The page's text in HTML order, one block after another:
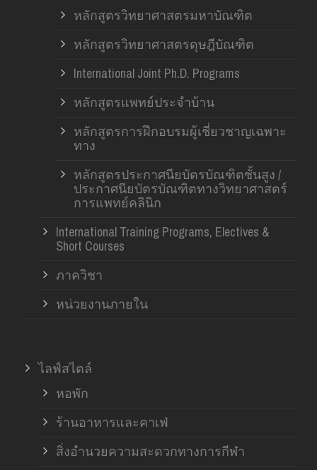
หลักสูตรวิทยาศาสตรมหาบัณฑิต
หลักสูตรวิทยาศาสตรดุษฎีบัณฑิต
International Joint Ph.D. Programs
หลักสูตรแพทย์ประจำบ้าน
หลักสูตรการฝึกอบรมผู้เชี่ยวชาญเฉพาะ
ทาง
หลักสูตรประกาศนียบัตรบัณฑิตชั้นสูง /
ประกาศนียบัตรบัณฑิตทางวิทยาศาสตร์
การแพทย์คลินิก
International Training Programs, Electives &
Short Courses
ภาควิชา
หน่วยงานภายใน
ไลฟ์สไตล์
หอพัก
ร้านอาหารและคาเฟ่
สิ่งอำนวยความสะดวกทางการกีฬา